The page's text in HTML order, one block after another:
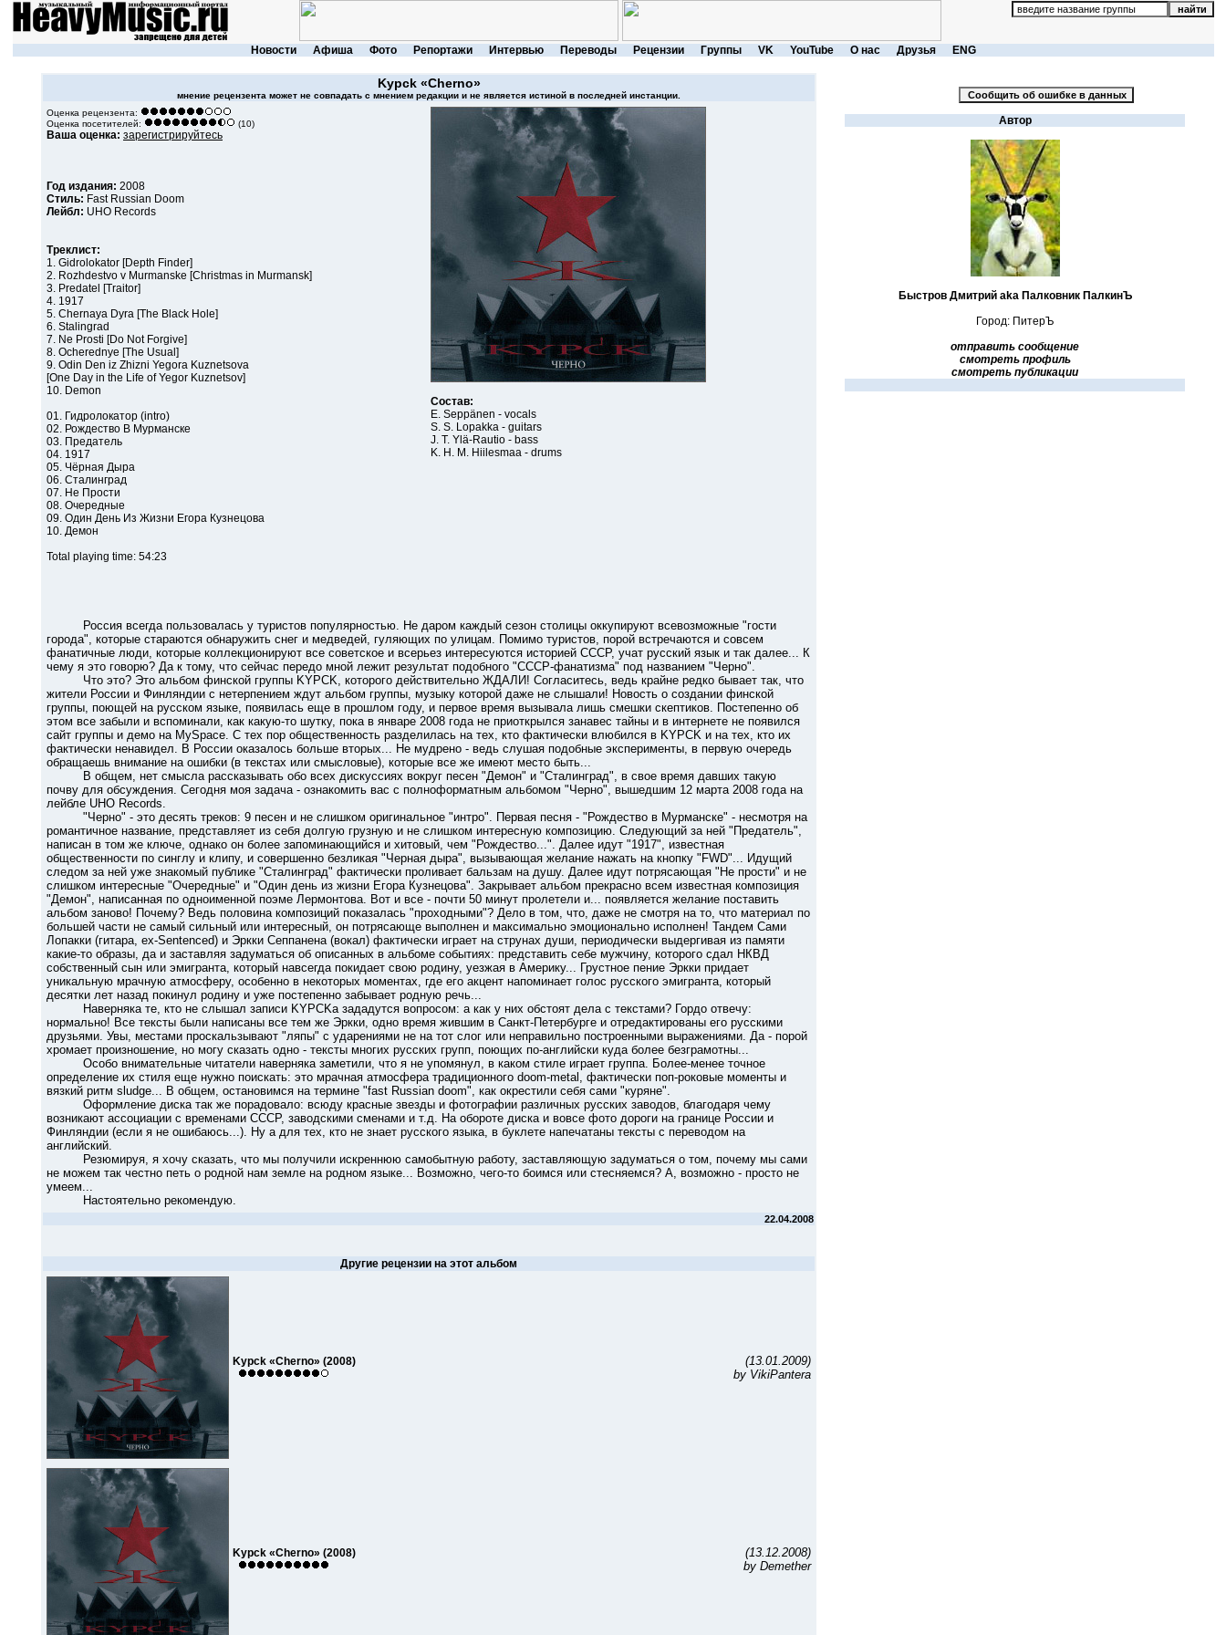
Новости Афиша Фото Репортажи Интервью Переводы Рецензии Группы VK YouTube О нас Друзья ENG
Kypck «Cherno»
мнение рецензента может не совпадать с мнением редакции и не является истиной в последней инстанции.
Оценка рецензента:
Оценка посетителей:
(10)
Ваша оценка: зарегистрируйтесь
Год издания: 2008
Стиль: Fast Russian Doom
Лейбл: UHO Records
Треклист:
1. Gidrolokator [Depth Finder]
2. Rozhdestvo v Murmanske [Christmas in Murmansk]
3. Predatel [Traitor]
4. 1917
5. Chernaya Dyra [The Black Hole]
6. Stalingrad
7. Ne Prosti [Do Not Forgive]
8. Ocherednye [The Usual]
9. Odin Den iz Zhizni Yegora Kuznetsova
[One Day in the Life of Yegor Kuznetsov]
10. Demon
01. Гидролокатор (intro)
02. Рождество В Мурманске
03. Предатель
04. 1917
05. Чёрная Дыра
06. Сталинград
07. Не Прости
08. Очередные
09. Один День Из Жизни Егора Кузнецова
10. Демон
Total playing time: 54:23
Состав:
E. Seppänen - vocals
S. S. Lopakka - guitars
J. T. Ylä-Rautio - bass
K. H. M. Hiilesmaa - drums
Россия всегда пользовалась у туристов популярностью. Не даром каждый сезон столицы оккупируют всевозможные "гости
города", которые стараются обнаружить снег и медведей, гуляющих по улицам. Помимо туристов, порой встречаются и совсем
фанатичные люди, которые коллекционируют все советское и всерьез интересуются историей СССР, учат русский язык и так далее... К
чему я это говорю? Да к тому, что сейчас передо мной лежит результат подобного "СССР-фанатизма" под названием "Черно".
Что это? Это альбом финской группы KYPCK, которого действительно ЖДАЛИ! Согласитесь, ведь крайне редко бывает так, что
жители России и Финляндии с нетерпением ждут альбом группы, музыку которой даже не слышали! Новость о создании финской
группы, поющей на русском языке, появилась еще в прошлом году, и первое время вызывала лишь смешки скептиков. Постепенно об
этом все забыли и вспоминали, как какую-то шутку, пока в январе 2008 года не приоткрылся занавес тайны и в интернете не появился
сайт группы и демо на MySpace. С тех пор общественность разделилась на тех, кто фактически влюбился в KYPCK и на тех, кто их
фактически ненавидел. В России оказалось больше вторых... Не мудрено - ведь слушая подобные эксперименты, в первую очередь
обращаешь внимание на ошибки (в текстах или смысловые), которые все же имеют место быть...
В общем, нет смысла рассказывать обо всех дискуссиях вокруг песен "Демон" и "Сталинград", в свое время давших такую
почву для обсуждения. Сегодня моя задача - ознакомить вас с полноформатным альбомом "Черно", вышедшим 12 марта 2008 года на
лейбле UHO Records.
"Черно" - это десять треков: 9 песен и не слишком оригинальное "интро". Первая песня - "Рождество в Мурманске" - несмотря на
романтичное название, представляет из себя долгую грузную и не слишком интересную композицию. Следующий за ней "Предатель",
написан в том же ключе, однако он более запоминающийся и хитовый, чем "Рождество...". Далее идут "1917", известная
общественности по синглу и клипу, и совершенно безликая "Черная дыра", вызывающая желание нажать на кнопку "FWD"... Идущий
следом за ней уже знакомый публике "Сталинград" фактически проливает бальзам на душу. Далее идут потрясающая "Не прости" и не
слишком интересные "Очередные" и "Один день из жизни Егора Кузнецова". Закрывает альбом прекрасно всем известная композиция
"Демон", написанная по одноименной поэме Лермонтова. Вот и все - почти 50 минут пролетели и... появляется желание поставить
альбом заново! Почему? Ведь половина композиций показалась "проходными"? Дело в том, что, даже не смотря на то, что материал по
большей части не самый сильный или интересный, он потрясающе выполнен и максимально эмоционально исполнен! Тандем Сами
Лопакки (гитара, ex-Sentenced) и Эркки Сеппанена (вокал) фактически играет на струнах души, периодически выдергивая из памяти
какие-то образы, да и заставляя задуматься об описанных в альбоме событиях: представить себе мужчину, которого сдал НКВД
собственный сын или эмигранта, который навсегда покидает свою родину, уезжая в Америку... Грустное пение Эркки придает
уникальную мрачную атмосферу, особенно в некоторых моментах, где его акцент напоминает голос русского эмигранта, который
десятки лет назад покинул родину и уже постепенно забывает родную речь...
Наверняка те, кто не слышал записи KYPCKа зададутся вопросом: а как у них обстоят дела с текстами? Гордо отвечу:
нормально! Все тексты были написаны все тем же Эркки, одно время жившим в Санкт-Петербурге и отредактированы его русскими
друзьями. Увы, местами проскальзывают "ляпы" с ударениями не на тот слог или неправильно построенными выражениями. Да - порой
хромает произношение, но могу сказать одно - тексты многих русских групп, поющих по-английски куда более безграмотны...
Особо внимательные читатели наверняка заметили, что я не упомянул, в каком стиле играет группа. Более-менее точное
определение их стиля еще нужно поискать: это мрачная атмосфера традиционного doom-metal, фактически поп-роковые моменты и
вязкий ритм sludge... В общем, остановимся на термине "fast Russian doom", как окрестили себя сами "куряне".
Оформление диска так же порадовало: всюду красные звезды и фотографии различных русских заводов, благодаря чему
возникают ассоциации с временами СССР, заводскими сменами и т.д. На обороте диска и вовсе фото дороги на границе России и
Финляндии (если я не ошибаюсь...). Ну а для тех, кто не знает русского языка, в буклете напечатаны тексты с переводом на
английский.
Резюмируя, я хочу сказать, что мы получили искреннюю самобытную работу, заставляющую задуматься о том, почему мы сами
не можем так честно петь о родной нам земле на родном языке... Возможно, чего-то боимся или стесняемся? А, возможно - просто не
умеем...
Настоятельно рекомендую.
22.04.2008
Другие рецензии на этот альбом
Kypck «Cherno» (2008)
(13.01.2009)
by VikiPantera
Kypck «Cherno» (2008)
(13.12.2008)
by Demether
Автор
Быстров Дмитрий aka Палковник ПалкинЪ
Город: ПитерЪ
отправить сообщение
смотреть профиль
смотреть публикации